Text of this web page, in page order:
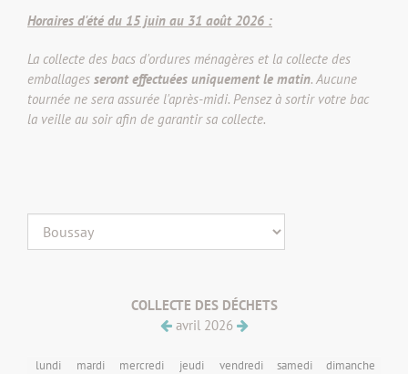
Horaires d'été du 15 juin au 31 août 2026 :
La collecte des bacs d'ordures ménagères et la collecte des
emballages seront effectuées uniquement le matin. Aucune
tournée ne sera assurée l'après-midi. Pensez à sortir votre bac
la veille au soir afin de garantir sa collecte.
COLLECTE DES DÉCHETS
avril 2026
lundi mardi mercredi jeudi vendredi samedi dimanche